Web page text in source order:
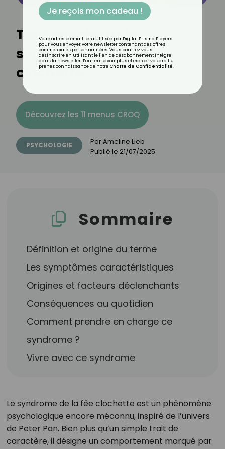
Tout savoir sur le
syndrome de la fée
clochette
Découvrez les 11 menus CROQ
PSYCHOLOGIE ParAmeline Lieb
Publié le 21/07/2025
Sommaire
Définition et origine du terme
Les symptômes caractéristiques
Origines et facteurs déclenchants
Conséquences au quotidien
Comment prendre en charge ce
syndrome ?
Vivre avec ce syndrome
Le syndrome de la fée clochette est un phénomène
psychologique encore méconnu, inspiré de l’univers
de Peter Pan. Bien plus qu’un simple trait de
caractère, il désigne un comportement marqué par
Je reçois mon cadeau !
Votre adresse email sera utilisée par Digital Prisma Players
pour vous envoyer votre newsletter contenant des offres
commerciales personnalisées. Vous pourrez vous
désinscrire en utilisant le lien de désabonnement intégré
dans la newsletter. Pour en savoir plus et exercer vos droits,
prenez connaissance de notre Charte de Confidentialité.